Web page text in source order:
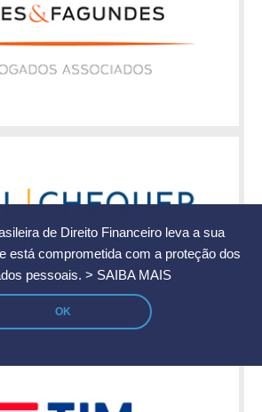
de Direito Financeiro leva a sua
está comprometida com a proteção dos
pessoais. > SAIBA MAIS
OK